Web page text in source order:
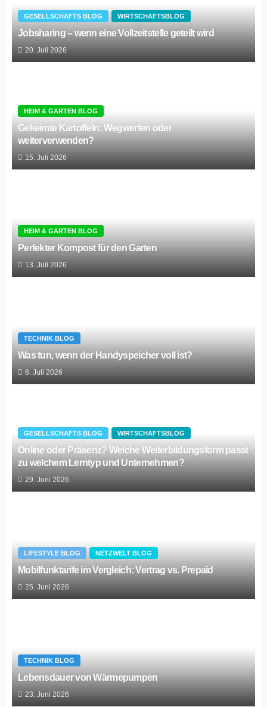
GESELLSCHAFTS BLOG WIRTSCHAFTSBLOG
Jobsharing – wenn eine Vollzeitstelle geteilt wird
20. Juli 2026
HEIM & GARTEN BLOG
Gekeimte Kartoffeln: Wegwerfen oder
weiterverwenden?
15. Juli 2026
HEIM & GARTEN BLOG
Perfekter Kompost für den Garten
13. Juli 2026
TECHNIK BLOG
Was tun, wenn der Handyspeicher voll ist?
6. Juli 2026
GESELLSCHAFTS BLOG WIRTSCHAFTSBLOG
Online oder Präsenz? Welche Weiterbildungsform passt
zu welchem Lerntyp und Unternehmen?
29. Juni 2026
LIFESTYLE BLOG NETZWELT BLOG
Mobilfunktarife im Vergleich: Vertrag vs. Prepaid
25. Juni 2026
TECHNIK BLOG
Lebensdauer von Wärmepumpen
23. Juni 2026